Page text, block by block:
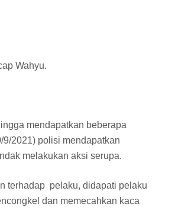
Wahyu.
mendapatkan beberapa
2021) polisi mendapatkan
melakukan aksi serupa.
terhadap pelaku, didapati pelaku
dan memecahkan kaca